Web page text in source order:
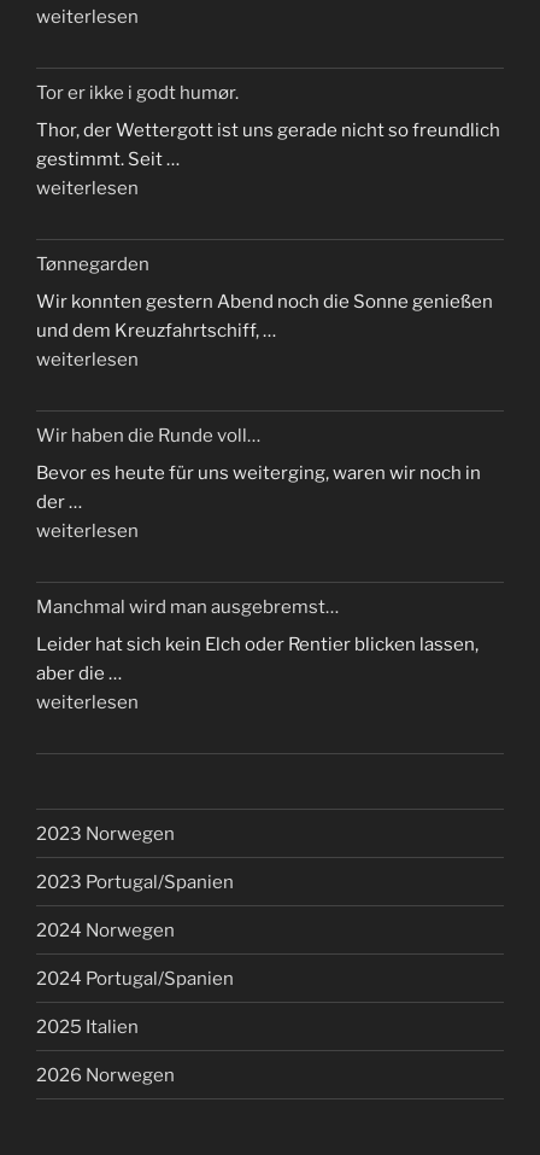
„Altfor
farvel
til
Norge“
weiterlesen
Tor er ikke i godt humør.
Thor, der Wettergott ist uns gerade nicht so freundlich
gestimmt. Seit …
„Tor
ikke
godt
humør.“
weiterlesen
Tønnegarden
Wir konnten gestern Abend noch die Sonne genießen
und dem Kreuzfahrtschiff, …
„Tønnegarden“
weiterlesen
Wir haben die Runde voll…
Bevor es heute für uns weiterging, waren wir noch in
der …
„Wir
die
Runde
voll…“
weiterlesen
Manchmal wird man ausgebremst…
Leider hat sich kein Elch oder Rentier blicken lassen,
aber die …
„Manchmal
man
weiterlesen
2023 Norwegen
2023 Portugal/Spanien
2024 Norwegen
2024 Portugal/Spanien
2025 Italien
2026 Norwegen